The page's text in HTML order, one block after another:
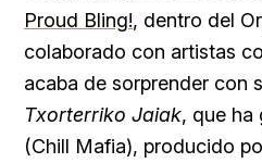
Proud Bling!, dentro del
colaborado con artistas
acaba de sorprender con
Txorterriko Jaiak, que ha
(Chill Mafia), producido